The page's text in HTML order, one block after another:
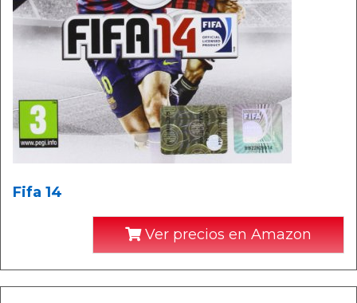
Fifa 14
Ver precios en Amazon